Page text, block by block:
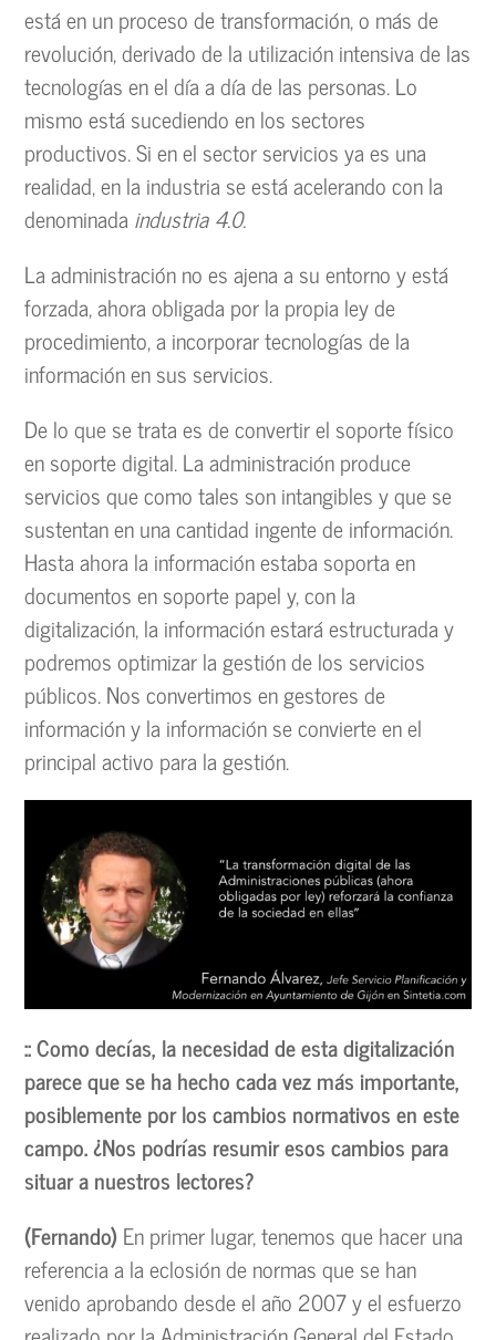
está en un proceso de transformación, o más de
revolución, derivado de la utilización intensiva de las
tecnologías en el día a día de las personas. Lo
mismo está sucediendo en los sectores
productivos. Si en el sector servicios ya es una
realidad, en la industria se está acelerando con la
denominada industria 4.0.
La administración no es ajena a su entorno y está
forzada, ahora obligada por la propia ley de
procedimiento, a incorporar tecnologías de la
información en sus servicios.
De lo que se trata es de convertir el soporte físico
en soporte digital. La administración produce
servicios que como tales son intangibles y que se
sustentan en una cantidad ingente de información.
Hasta ahora la información estaba soporta en
documentos en soporte papel y, con la
digitalización, la información estará estructurada y
podremos optimizar la gestión de los servicios
públicos. Nos convertimos en gestores de
información y la información se convierte en el
principal activo para la gestión.
:: Como decías, la necesidad de esta digitalización
parece que se ha hecho cada vez más importante,
posiblemente por los cambios normativos en este
campo. ¿Nos podrías resumir esos cambios para
situar a nuestros lectores?
(Fernando) En primer lugar, tenemos que hacer una
referencia a la eclosión de normas que se han
venido aprobando desde el año 2007 y el esfuerzo